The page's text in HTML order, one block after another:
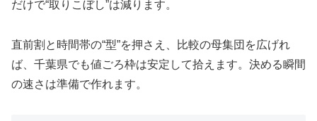
だけで“取りこぼし”は減ります。
直前割と時間帯の“型”を押さえ、比較の母集団を広げれ
ば、千葉県でも値ごろ枠は安定して拾えます。決める瞬間
の速さは準備で作れます。